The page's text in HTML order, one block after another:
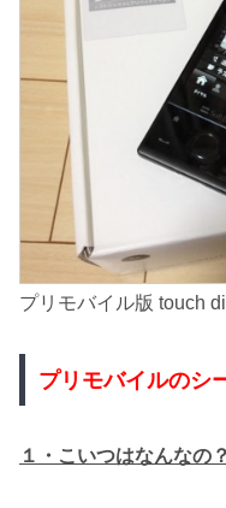
プリモバイル版 touch
プリモバイルのシ
１・こいつはなんなの？